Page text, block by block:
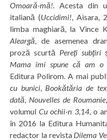
Omoară-mă!. Acesta din
italiană (Uccidimi!, Aìsara,
limba maghiară, la Vince
Aleargă, de asemenea
proză scurtă Pereţi subţiri
Mama îmi spune că am o
Editura Polirom. A mai
cu bunici, Bookătăria de
dată, Nouvelles de Roumanie,
volumulCu ochii-n 3,14, o
în 2016 la Editura
redactor la revista Dilema